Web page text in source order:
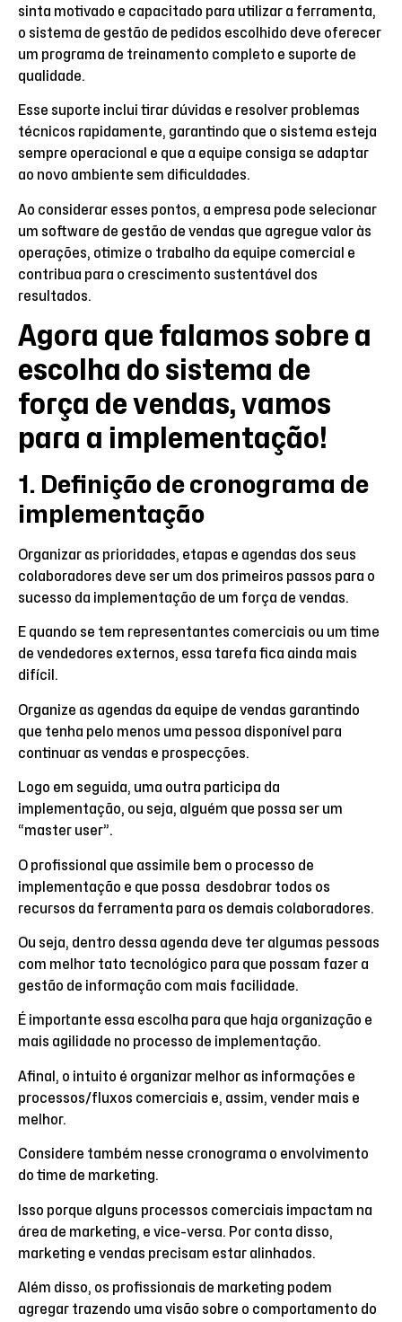
sinta motivado e capacitado para utilizar a ferramenta,
o sistema de gestão de pedidos escolhido deve oferecer
um programa de treinamento completo e suporte de
qualidade.
Esse suporte inclui tirar dúvidas e resolver problemas
técnicos rapidamente, garantindo que o sistema esteja
sempre operacional e que a equipe consiga se adaptar
ao novo ambiente sem dificuldades.
Ao considerar esses pontos, a empresa pode selecionar
um software de gestão de vendas que agregue valor às
operações, otimize o trabalho da equipe comercial e
contribua para o crescimento sustentável dos
resultados.
Agora que falamos sobre a
escolha do sistema de
força de vendas, vamos
para a implementação!
1. Definição de cronograma de
implementação
Organizar as prioridades, etapas e agendas dos seus
colaboradores deve ser um dos primeiros passos para o
sucesso da implementação de um força de vendas.
E quando se tem representantes comerciais ou um time
de vendedores externos, essa tarefa fica ainda mais
difícil.
Organize as agendas da equipe de vendas garantindo
que tenha pelo menos uma pessoa disponível para
continuar as vendas e prospecções.
Logo em seguida, uma outra participa da
implementação, ou seja, alguém que possa ser um
“master user”.
O profissional que assimile bem o processo de
implementação e que possa desdobrar todos os
recursos da ferramenta para os demais colaboradores.
Ou seja, dentro dessa agenda deve ter algumas pessoas
com melhor tato tecnológico para que possam fazer a
gestão de informação com mais facilidade.
É importante essa escolha para que haja organização e
mais agilidade no processo de implementação.
Afinal, o intuito é organizar melhor as informações e
processos/fluxos comerciais e, assim, vender mais e
melhor.
Considere também nesse cronograma o envolvimento
do time de marketing.
Isso porque alguns processos comerciais impactam na
área de marketing, e vice-versa. Por conta disso,
marketing e vendas precisam estar alinhados.
Além disso, os profissionais de marketing podem
agregar trazendo uma visão sobre o comportamento do